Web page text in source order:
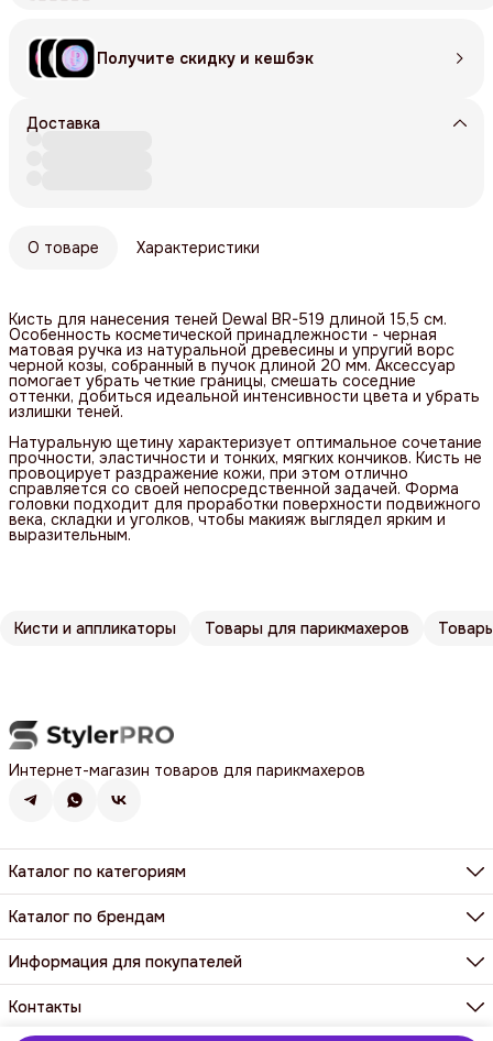
Получите скидку и кешбэк
Доставка
О товаре Характеристики
Кисть для нанесения теней Dewal BR-519 длиной 15,5 см.
Особенность косметической принадлежности - черная
матовая ручка из натуральной древесины и упругий ворс
черной козы, собранный в пучок длиной 20 мм. Аксессуар
помогает убрать четкие границы, смешать соседние
оттенки, добиться идеальной интенсивности цвета и убрать
излишки теней.
Натуральную щетину характеризует оптимальное сочетание
прочности, эластичности и тонких, мягких кончиков. Кисть не
провоцирует раздражение кожи, при этом отлично
справляется со своей непосредственной задачей. Форма
головки подходит для проработки поверхности подвижного
века, складки и уголков, чтобы макияж выглядел ярким и
выразительным.
Кисти и аппликаторы Товары для парикмахеров
Интернет-магазин товаров для парикмахеров
Каталог по категориям
Фены, фен-щетки, аксессуары
Машинки, триммеры, шейверы
Щипцы, плойки, стайлеры
Парикмахерские ножницы и бритвы
Каталог по брендам
BaByliss Pro
Dewal
Harizma
Y.S. Park
Информация для покупателей
Доставка и оплата
Контакты и реквизиты
Контакты
Адрес